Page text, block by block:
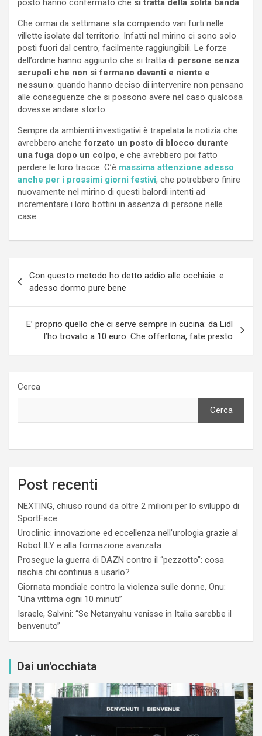
posto hanno confermato che si tratta della solita banda.
Che ormai da settimane sta compiendo vari furti nelle
villette isolate del territorio. Infatti nel mirino ci sono solo
posti fuori dal centro, facilmente raggiungibili. Le forze
dell’ordine hanno aggiunto che si tratta di persone senza
scrupoli che non si fermano davanti e niente e
nessuno: quando hanno deciso di intervenire non pensano
alle conseguenze che si possono avere nel caso qualcosa
dovesse andare storto.
Sempre da ambienti investigativi è trapelata la notizia che
avrebbero ancheforzato un posto di blocco durante
una fuga dopo un colpo, e che avrebbero poi fatto
perdere le loro tracce. C’è massima attenzione adesso
anche per i prossimi giorni festivi, che potrebbero finire
nuovamente nel mirino di questi balordi intenti ad
incrementare i loro bottini in assenza di persone nelle
case.
articoli
Con questo metodo ho detto addio alle occhiaie: e
adesso dormo pure bene
E’ proprio quello che ci serve sempre in cucina: da Lidl
l’ho trovato a 10 euro. Che offertona, fate presto
Cerca
Cerca
Post recenti
NEXTING, chiuso round da oltre 2 milioni per lo sviluppo di
SportFace
Uroclinic: innovazione ed eccellenza nell’urologia grazie al
Robot ILY e alla formazione avanzata
Prosegue la guerra di DAZN contro il “pezzotto”: cosa
rischia chi continua a usarlo?
Giornata mondiale contro la violenza sulle donne, Onu:
“Una vittima ogni 10 minuti”
Israele, Salvini: “Se Netanyahu venisse in Italia sarebbe il
benvenuto”
Dai un'occhiata